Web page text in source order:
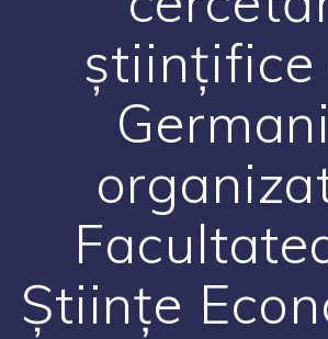
științifice
Științe